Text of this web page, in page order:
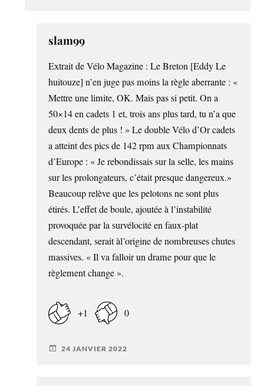
slam99
Extrait de Vélo Magazine : Le Breton [Eddy Le
huitouze] n’en juge pas moins la règle aberrante : «
Mettre une limite, OK. Mais pas si petit. On a
50×14 en cadets 1 et, trois ans plus tard, tu n’a que
deux dents de plus ! » Le double Vélo d’Or cadets
a atteint des pics de 142 rpm aux Championnats
d’Europe : « Je rebondissais sur la selle, les mains
sur les prolongateurs, c’était presque dangereux.»
Beaucoup relève que les pelotons ne sont plus
étirés. L’effet de boule, ajoutée à l’instabilité
provoquée par la survélocité en faux-plat
descendant, serait àl’origine de nombreuses chutes
massives. « Il va falloir un drame pour que le
règlement change ».
+1 0
24 JANVIER 2022